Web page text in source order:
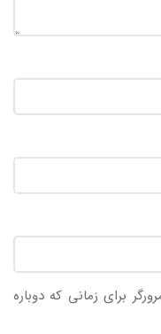
برای زمانی که دوباره